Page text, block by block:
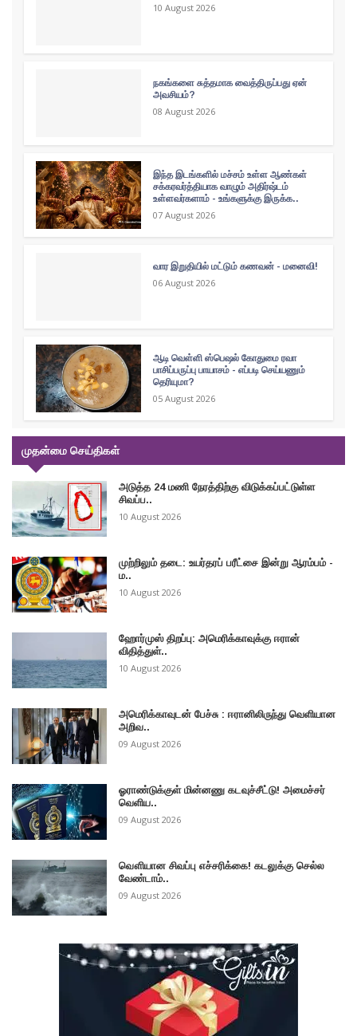
10 August 2026
நகங்களை சுத்தமாக வைத்திருப்பது ஏன்
அவசியம்?
08 August 2026
இந்த இடங்களில் மச்சம் உள்ள ஆண்கள்
சக்கரவர்த்தியாக வாழும் அதிர்ஷ்டம்
உள்ளவர்களாம் - உங்களுக்கு இருக்க..
07 August 2026
வார இறுதியில் மட்டும் கணவன் - மனைவி!
06 August 2026
ஆடி வெள்ளி ஸ்பெஷல் கோதுமை ரவா
பாசிப்பருப்பு பாயாசம் - எப்படி செய்யணும்
தெரியுமா?
05 August 2026
முதன்மை செய்திகள்
அடுத்த 24 மணி நேரத்திற்கு விடுக்கப்பட்டுள்ள
சிவப்ப..
10 August 2026
முற்றிலும் தடை: உயர்தரப் பரீட்சை இன்று ஆரம்பம் -
ம..
10 August 2026
ஹோர்முஸ் திறப்பு: அமெரிக்காவுக்கு ஈரான்
விதித்துள்..
10 August 2026
அமெரிக்காவுடன் பேச்சு : ஈரானிலிருந்து வெளியான
அறிவ..
09 August 2026
ஓராண்டுக்குள் மின்னணு கடவுச்சீட்டு! அமைச்சர்
வெளிய..
09 August 2026
வௌியான சிவப்பு எச்சரிக்கை! கடலுக்கு செல்ல
வேண்டாம்..
09 August 2026